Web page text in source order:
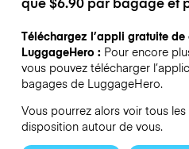
Téléchargez l’appli gratuite
LuggageHero :Pour encore
vous pouvez télécharger
bagages de LuggageHero.
Vous pourrez alors voir tous
disposition autour de vous.